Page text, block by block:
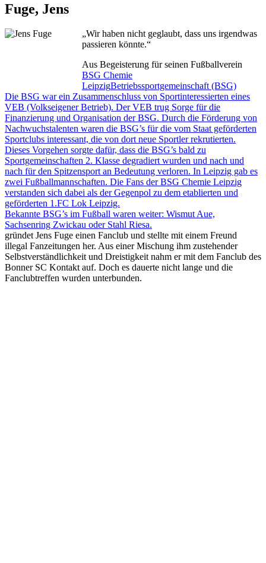
Fuge, Jens
„Wir haben nicht geglaubt, dass uns irgendwas
passieren könnte.“
Aus Begeisterung für seinen Fußballverein
BSG Chemie
LeipzigBetriebssportgemeinschaft (BSG)
Die BSG war ein Zusammenschluss von Sportinteressierten eines
VEB (Volkseigener Betrieb). Der VEB trug Sorge für die
Finanzierung und Organisation der BSG. Durch die Förderung von
Nachwuchstalenten waren die BSG’s für die vom Staat geförderten
Sportclubs interessant, die von dort neue Sportler rekrutierten.
Dieses Vorgehen sorgte dafür, dass die BSG’s bald zu
Sportgemeinschaften 2. Klasse degradiert wurden und nach und
nach für den Spitzensport an Bedeutung verloren. In Leipzig gab es
zwei Fußballmannschaften. Die Fans der BSG Chemie Leipzig
verstanden sich dabei als der Gegenpol zu dem etablierten und
geförderten 1.FC Lok Leipzig.
Bekannte BSG’s im Fußball waren weiter: Wismut Aue,
Sachsenring Zwickau oder Stahl Riesa.
gründet Jens Fuge einen Fanclub und stellte mit einem Freund
illegal Fanzeitungen her. Aus einer Mischung ihm zustehender
Selbstverständlichkeit und Dreistigkeit nahm er mit dem Fanclub des
Bonner SC Kontakt auf. Doch es dauerte nicht lange und die
Fanclubtreffen wurden unterbunden.